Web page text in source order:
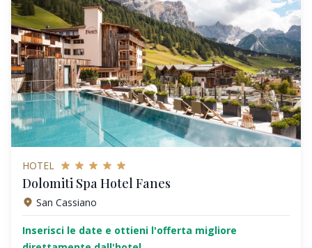
HOTEL
Dolomiti Spa Hotel Fanes
San Cassiano
Inserisci le date e ottieni l'offerta migliore